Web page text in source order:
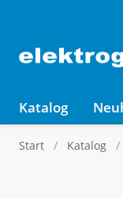
Katalog
Start Katalog